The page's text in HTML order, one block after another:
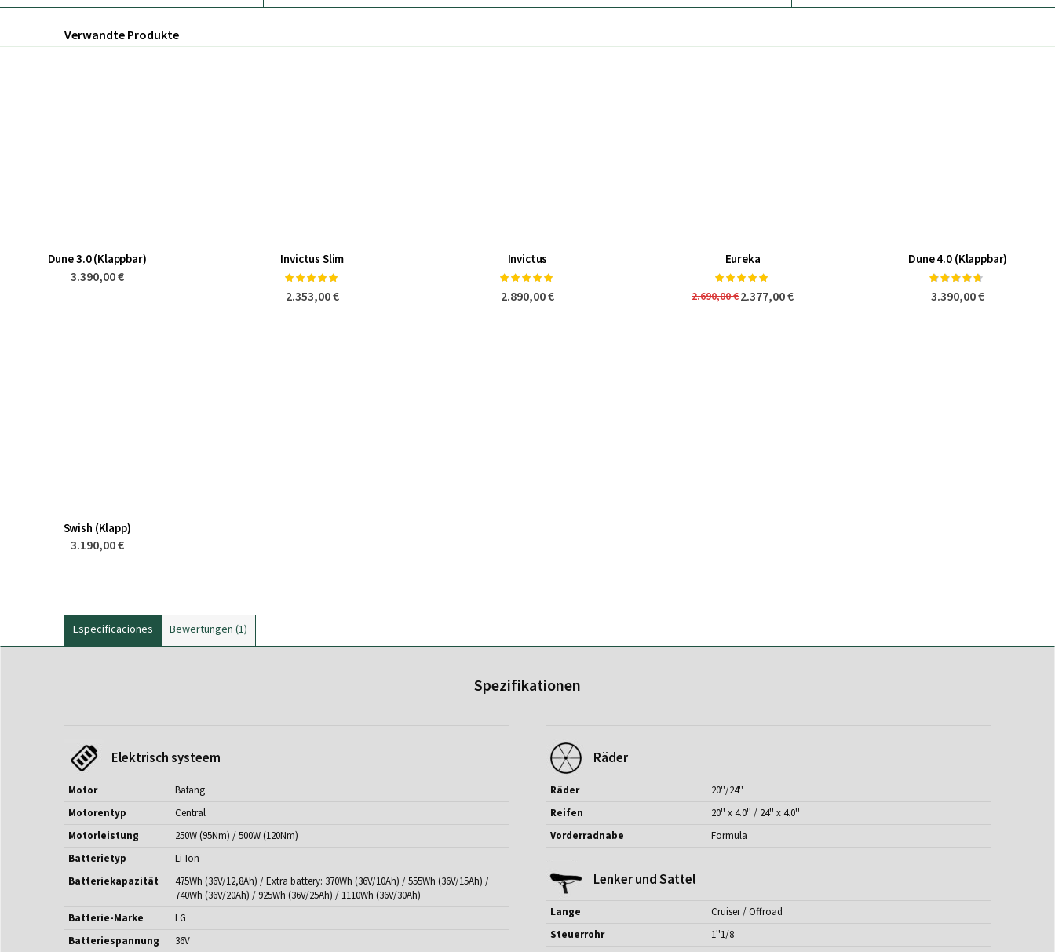
Verwandte Produkte
Dune 3.0 (Klappbar)
3.390,00 €
Invictus Slim
Bewertung:
2.353,00 €
Invictus
Bewertung:
2.890,00 €
Eureka
Bewertung:
2.690,00 €2.377,00 €
Dune 4.0 (Klappbar)
Bewertung:
3.390,00 €
Swish (Klapp)
3.190,00 €
Especificaciones
Spezifikationen
Elektrisch systeem
Motor
Bafang
Motorentyp
Central
Motorleistung
250W (95Nm) / 500W (120Nm)
Batterietyp
Li-Ion
Batteriekapazität
475Wh (36V/12,8Ah) / Extra battery: 370Wh (36V/10Ah) / 555Wh (36V/15Ah) /
740Wh (36V/20Ah) / 925Wh (36V/25Ah) / 1110Wh (36V/30Ah)
Batterie-Marke
LG
Batteriespannung
36V
Räder
Räder
20''/24''
Reifen
20'' x 4.0'' / 24'' x 4.0''
Vorderradnabe
Formula
Lenker und Sattel
Lange
Cruiser / Offroad
Steuerrohr
1''1/8
Bewertungen 1